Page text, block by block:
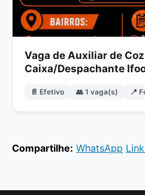
Vaga de Auxiliar de
Caixa/Despachante
📄 Efetivo 👥 1 vaga(s) 📍
Compartilhe: WhatsApp